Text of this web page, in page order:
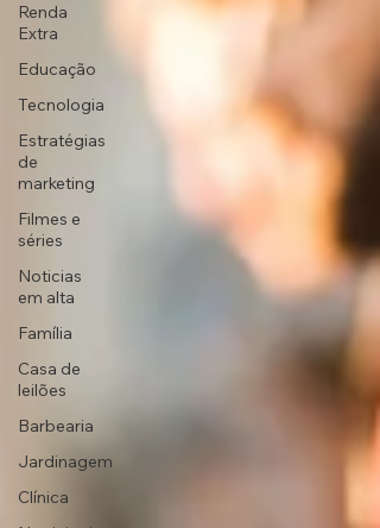
Renda
Extra
Educação
Tecnologia
Estratégias
de
marketing
Filmes e
séries
Noticias
em alta
Família
Casa de
leilões
Barbearia
Jardinagem
Clínica